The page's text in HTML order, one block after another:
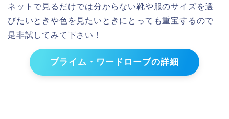
ネットで見るだけでは分からない靴や服のサイズを選
びたいときや色を見たいときにとっても重宝するので
是非試してみて下さい！
プライム・ワードローブの詳細